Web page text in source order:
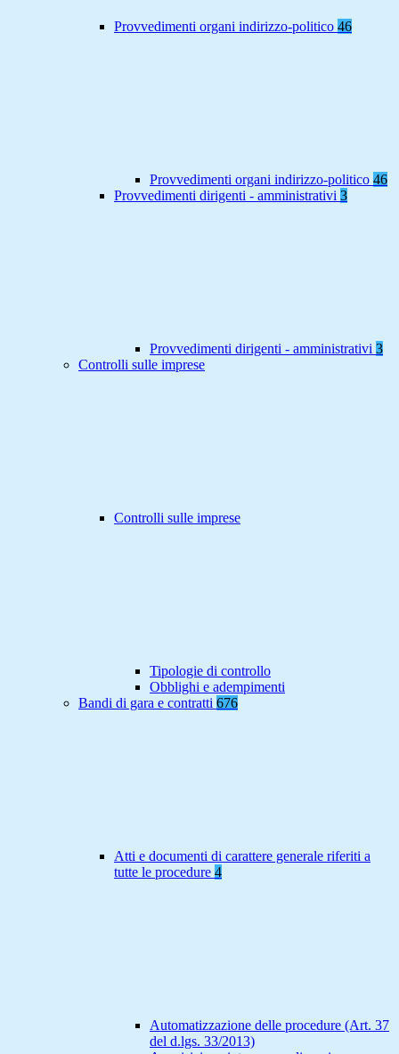
Provvedimenti organi indirizzo-politico 46
Provvedimenti organi indirizzo-politico 46
Provvedimenti dirigenti - amministrativi 3
Provvedimenti dirigenti - amministrativi 3
Controlli sulle imprese
Controlli sulle imprese
Tipologie di controllo
Obblighi e adempimenti
Bandi di gara e contratti 676
Atti e documenti di carattere generale riferiti a
tutte le procedure 4
Automatizzazione delle procedure (Art. 37
del d.lgs. 33/2013)